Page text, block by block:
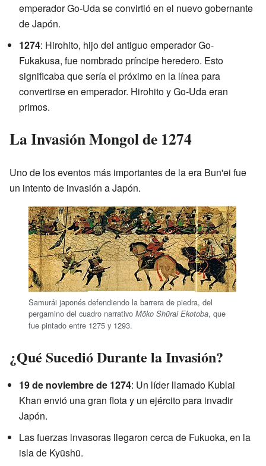
emperador Go-Uda se convirtió en el nuevo gobernante
de Japón.
1274: Hirohito, hijo del antiguo emperador Go-
Fukakusa, fue nombrado príncipe heredero. Esto
significaba que sería el próximo en la línea para
convertirse en emperador. Hirohito y Go-Uda eran
primos.
La Invasión Mongol de 1274
Uno de los eventos más importantes de la era Bun'ei fue
un intento de invasión a Japón.
Samurái japonés defendiendo la barrera de piedra, del
pergamino del cuadro narrativo Mōko Shūrai Ekotoba, que
fue pintado entre 1275 y 1293.
¿Qué Sucedió Durante la Invasión?
19 de noviembre de 1274: Un líder llamado Kublai
Khan envió una gran flota y un ejército para invadir
Japón.
Las fuerzas invasoras llegaron cerca de Fukuoka, en la
isla de Kyūshū.